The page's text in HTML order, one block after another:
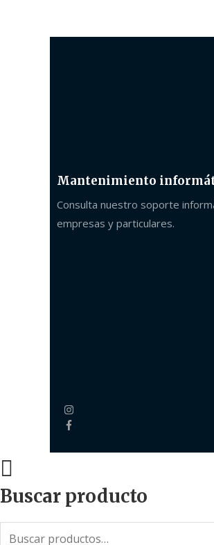
Mantenimiento
Consulta nuestro soporte
empresas y particulares.
Buscar producto